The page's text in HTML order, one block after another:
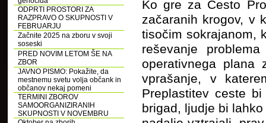
ODPRTI PROSTORI ZA
RAZPRAVO O SKUPNOSTI V
FEBRUARJU
Začnite 2025 na zboru v svoji
soseski
PRED NOVIM LETOM ŠE NA
ZBOR
JAVNO PISMO: Pokažite, da
mestnemu svetu volja občank in
občanov nekaj pomeni
TERMINI ZBOROV
SAMOORGANIZIRANIH
SKUPNOSTI V NOVEMBRU
Ko gre za Cesto
začaranih krogov, v
tisočim sokrajanom,
reševanje
operativnega
vprašanje, v
Preplastitev ceste
brigad, ljudje bi